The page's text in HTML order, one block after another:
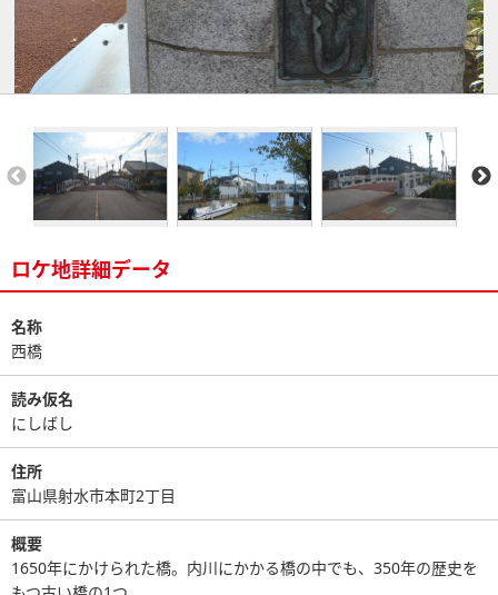
ロケ地詳細データ
名称
西橋
読み仮名
にしばし
住所
富山県射水市本町2丁目
概要
1650年にかけられた橋。内川にかかる橋の中でも、350年の歴史を